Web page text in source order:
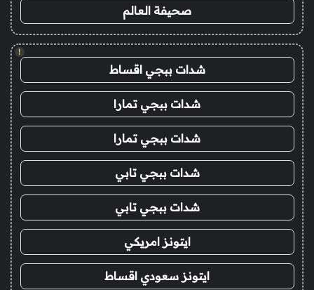
صحيفة العالم
!
شدات ببجي اقساط
شدات ببجي تمارا
شدات ببجي تمارا
شدات ببجي تابي
شدات ببجي تابي
ايتونز امريكي
ايتونز سعودي اقساط